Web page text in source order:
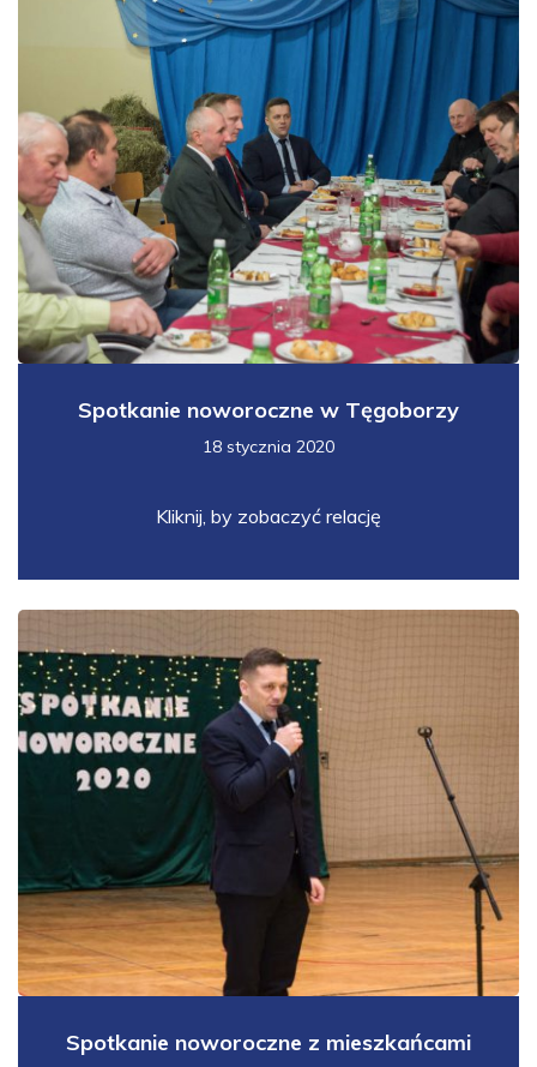
Spotkanie noworoczne w Tęgoborzy
18 stycznia 2020
Kliknij, by zobaczyć relację
Spotkanie noworoczne z mieszkańcami